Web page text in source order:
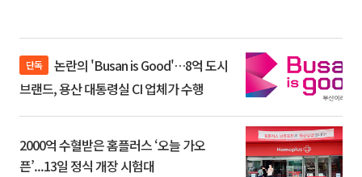
단독
브랜드, 용산 대통령실 CI 업체가 수행
2000억 수혈받은 홈플러스 ‘오늘 가오
픈’...13일 정식 개장 시험대